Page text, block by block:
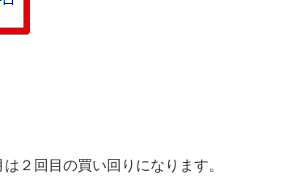
２回目の買い回りになります。